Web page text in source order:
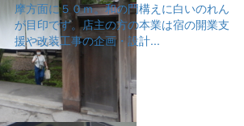
摩方面に５０ｍ。和の門構えに白いのれん
が目印です。店主の方の本業は宿の開業支
援や改装工事の企画・設計...